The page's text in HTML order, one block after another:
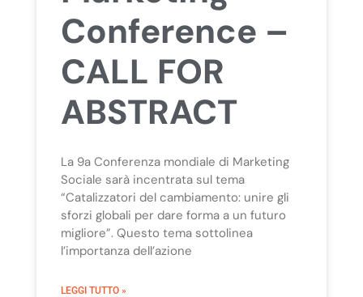
Conference –
CALL FOR
ABSTRACT
La 9a Conferenza mondiale di Marketing
Sociale sarà incentrata sul tema
“Catalizzatori del cambiamento: unire gli
sforzi globali per dare forma a un futuro
migliore”. Questo tema sottolinea
l’importanza dell’azione
LEGGI TUTTO »